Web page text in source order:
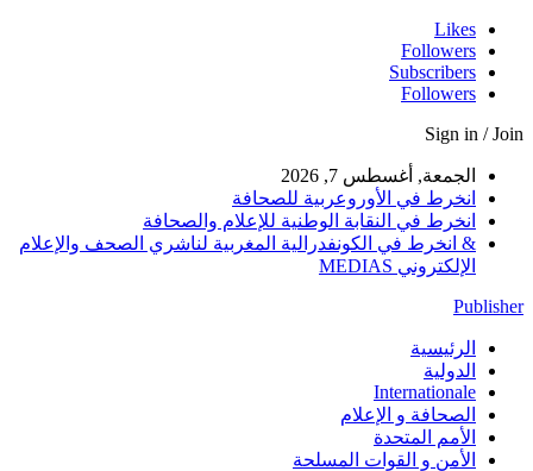
Likes
Followers
Subscribers
Followers
Sign in / Join
الجمعة, أغسطس 7, 2026
انخرط في الأوروعربية للصحافة
انخرط في النقابة الوطنية للإعلام والصحافة
& انخرط في الكونفدرالية المغربية لناشري الصحف والإعلام
الإلكتروني MEDIAS
Publisher
الرئيسية
الدولية
Internationale
الصحافة و الإعلام
الأمم المتحدة
الأمن و القوات المسلحة